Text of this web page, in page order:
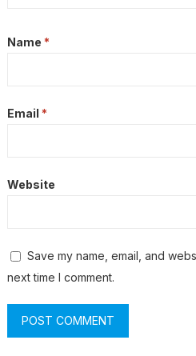
Name *
Email *
Website
Save my name, email, and
next time I comment.